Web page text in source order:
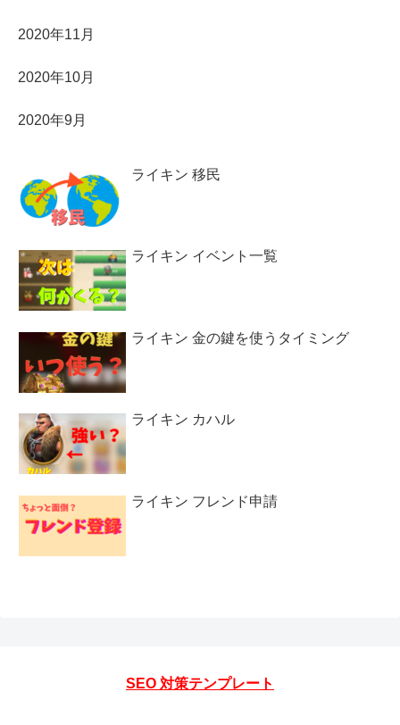
2020年11月
2020年10月
2020年9月
ライキン 移民
ライキン イベント一覧
ライキン 金の鍵を使うタイミング
ライキン カハル
ライキン フレンド申請
SEO 対策テンプレート